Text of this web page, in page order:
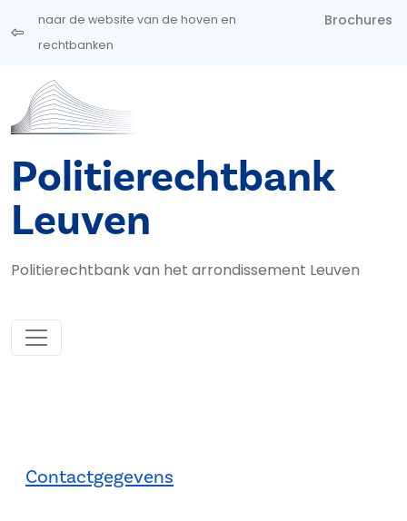
Overslaan en naar de inhoud gaan
naar de website van de hoven en
rechtbanken
Brochures
Politierechtbank
Leuven
Politierechtbank van het arrondissement Leuven
Contactgegevens